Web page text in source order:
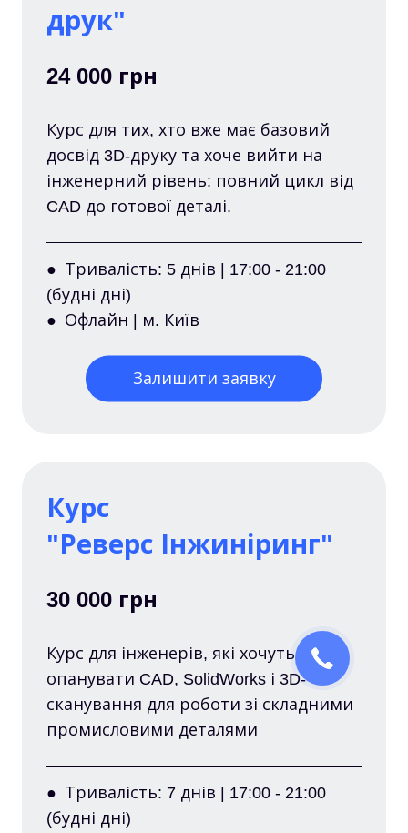
друк"
24 000 грн
Курс для тих, хто вже має базовий
досвід 3D-друку та хоче вийти на
інженерний рівень: повний цикл від
CAD до готової деталі.
● Тривалість: 5 днів | 17:00 - 21:00
(будні дні)
● Офлайн | м. Київ
Залишити заявку
Курс
"Реверс Інжиніринг"
30 000 грн
Курс для інженерів, які хочуть
опанувати CAD, SolidWorks і 3D-
сканування для роботи зі складними
промисловими деталями
● Тривалість: 7 днів | 17:00 - 21:00
(будні дні)